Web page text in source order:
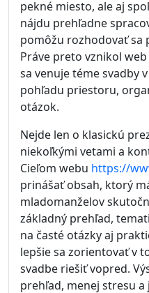
pekné miesto, ale aj
nájdu prehľadne
pomôžu rozhodovať sa
Práve preto vznikol web
sa venuje téme svadby
pohľadu priestoru,
otázok.
Nejde len o klasickú
niekoľkými vetami a
Cieľom webu https://
prinášať obsah, ktorý
mladomanželov
základný prehľad,
na časté otázky aj
lepšie sa zorientovať v
svadbe riešiť vopred.
prehľad, menej stresu